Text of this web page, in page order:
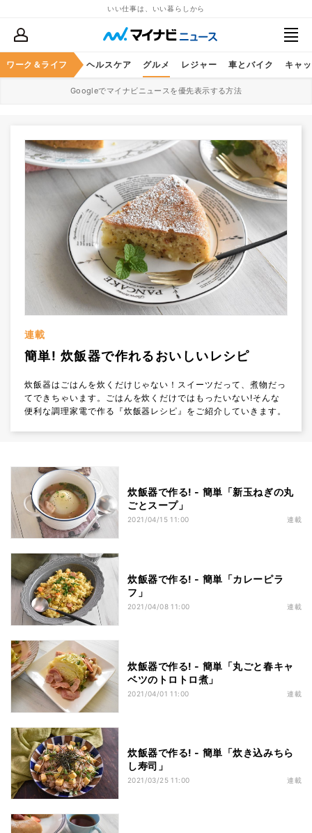
いい仕事は、いい暮らしから
ワーク＆ライフ
マネー 暮らし ヘルスケア グルメ レジャー 車とバイク キャ
Googleでマイナビニュースを優先表示する方法
連載
簡単! 炊飯器で作れるおいしいレシピ
炊飯器はごはんを炊くだけじゃない！スイーツだって、煮物だっ
てできちゃいます。ごはんを炊くだけではもったいない!そんな
便利な調理家電で作る『炊飯器レシピ』をご紹介していきます。
炊飯器で作る! - 簡単「新玉ねぎの丸
ごとスープ」
2021/04/15 11:00 連載
炊飯器で作る! - 簡単「カレーピラ
フ」
2021/04/08 11:00 連載
炊飯器で作る! - 簡単「丸ごと春キャ
ベツのトロトロ煮」
2021/04/01 11:00 連載
炊飯器で作る! - 簡単「炊き込みちら
し寿司」
2021/03/25 11:00 連載